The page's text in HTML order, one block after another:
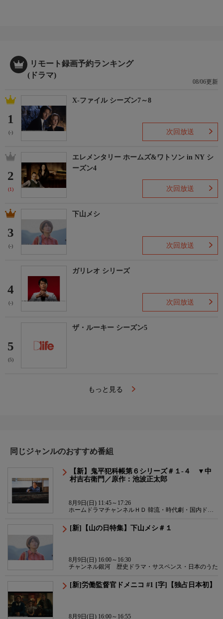
リモート録画予約ランキング
(ドラマ)
08/06更新
1
(-)
X-ファイル シーズン7～8
次回放送
2
(1)
エレメンタリー ホームズ&ワトソン in NY シ
ーズン4
次回放送
3
(-)
下山メシ
次回放送
4
(-)
ガリレオ シリーズ
次回放送
5
(5)
ザ・ルーキー シーズン5
もっと見る
同じジャンルのおすすめ番組
【新】鬼平犯科帳第６シリーズ＃１-４ ▼中
村吉右衛門／原作：池波正太郎
8月9日(日) 11:45～17:26
ホームドラマチャンネルＨＤ 韓流・時代劇・国内ドラ
[新]【山の日特集】下山メシ＃１
8月9日(日) 16:00～16:30
チャンネル銀河 歴史ドラマ・サスペンス・日本のうた
[新]労働監督官ドメニコ #1 [字]【独占日本初】
8月9日(日) 16:00～16:55